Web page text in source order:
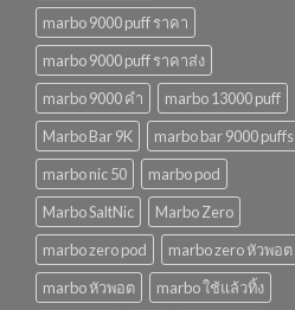
marbo 9000 puff ราคา
marbo 9000 puff ราคาส่ง
marbo 9000 คํา
marbo 13000 puff
Marbo Bar 9K
marbo bar 9000 puffs
marbo nic 50
marbo pod
Marbo SaltNic
Marbo Zero
marbo zero pod
marbo zero หัวพอต
marbo หัวพอต
marbo ใช้แล้วทิ้ง